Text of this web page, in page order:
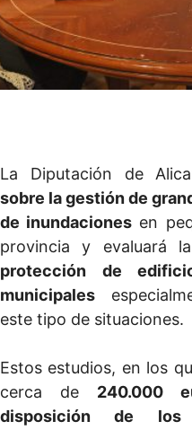
La Diputación de
sobre la gestión de
de inundaciones en
provincia y evaluará
protección de
municipales
este tipo de situaciones.
Estos estudios, en los
cerca de 240.000
disposición de los